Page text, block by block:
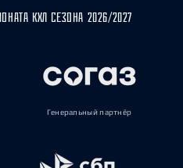
КХЛ СЕЗОНА 2026/2027
Генеральный партнёр